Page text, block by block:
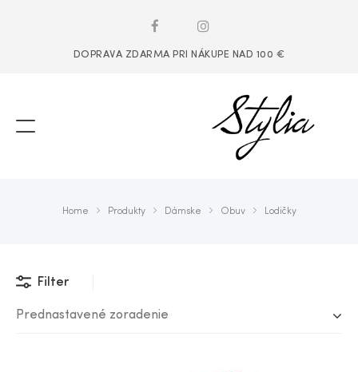
DOPRAVA ZDARMA PRI NÁKUPE NAD 100 €
Home Produkty Dámske Obuv Lodičky
Filter
Prednastavené zoradenie